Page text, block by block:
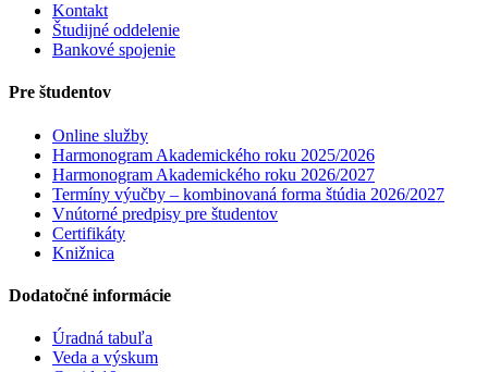
Kontakt
Študijné oddelenie
Bankové spojenie
Pre študentov
Online služby
Harmonogram Akademického roku 2025/2026
Harmonogram Akademického roku 2026/2027
Termíny výučby – kombinovaná forma štúdia 2026/2027
Vnútorné predpisy pre študentov
Certifikáty
Knižnica
Dodatočné informácie
Úradná tabuľa
Veda a výskum